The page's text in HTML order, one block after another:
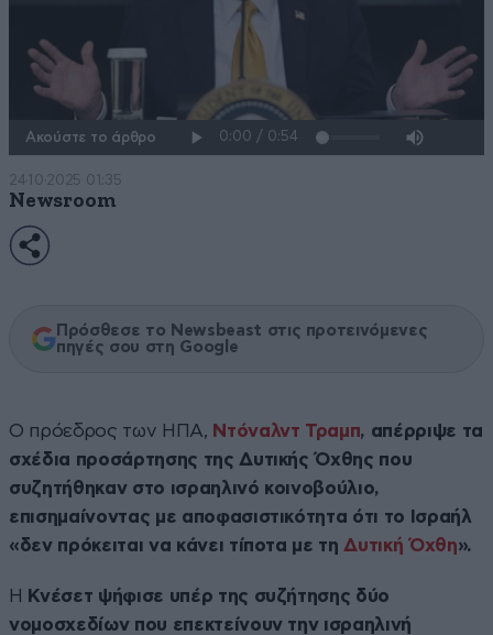
Ακούστε το άρθρο
24·10·2025 01:35
Newsroom
Πρόσθεσε το Newsbeast στις προτεινόμενες
πηγές σου στη Google
Ο πρόεδρος των ΗΠΑ, Ντόναλντ Τραμπ, απέρριψε τα
σχέδια προσάρτησης της Δυτικής Όχθης που
συζητήθηκαν στο ισραηλινό κοινοβούλιο,
επισημαίνοντας με αποφασιστικότητα ότι το Ισραήλ
«δεν πρόκειται να κάνει τίποτα με τη Δυτική Όχθη».
Η Κνέσετ ψήφισε υπέρ της συζήτησης δύο
νομοσχεδίων που επεκτείνουν την ισραηλινή